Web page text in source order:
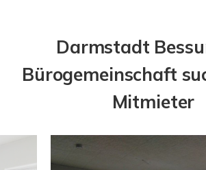
Darmstadt
Bürogemeinschaft
Mitmieter